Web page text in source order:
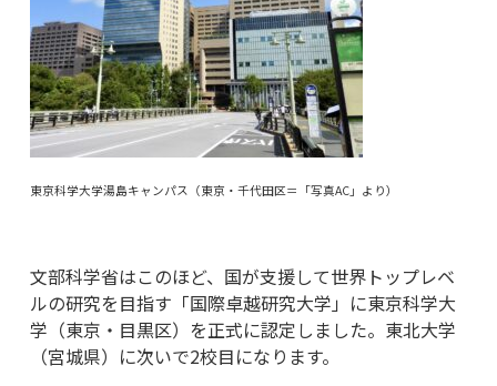
東京科学大学湯島キャンパス（東京・千代田区＝「写真AC」より）
文部科学省はこのほど、国が支援して世界トップレベ
ルの研究を目指す「国際卓越研究大学」に東京科学大
学（東京・目黒区）を正式に認定しました。東北大学
（宮城県）に次いで2校目になります。